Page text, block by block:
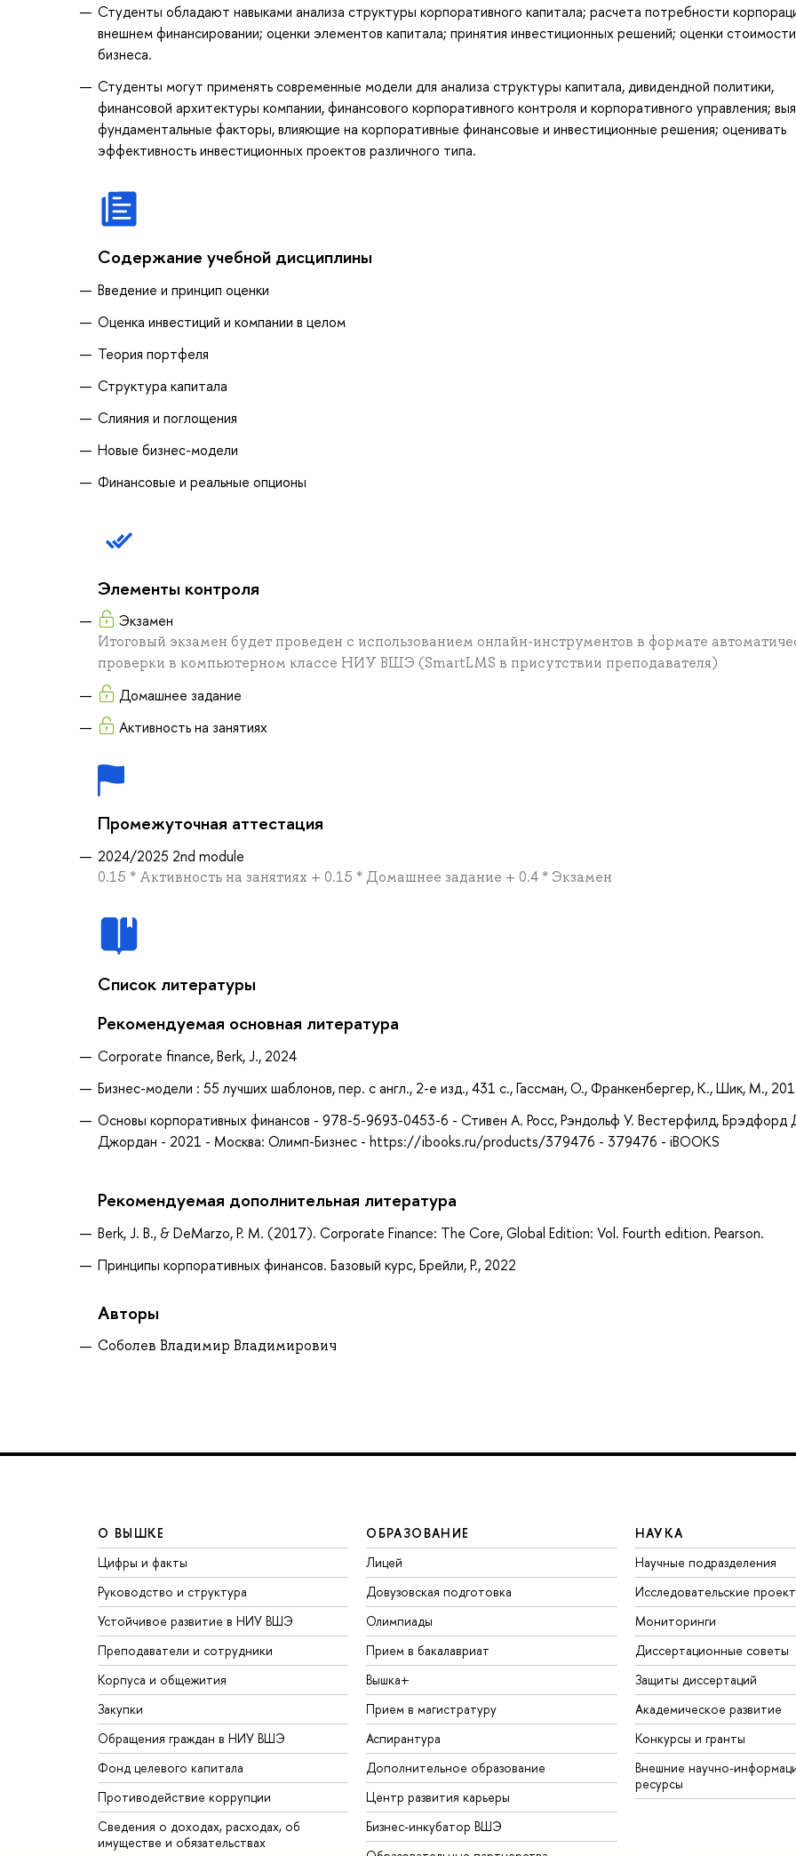
Студенты обладают навыками анализа структуры корпоративного капитала; расчета потребности
внешнем финансировании; оценки элементов капитала; принятия инвестиционных решений; оценки стоимости
бизнеса.
Студенты могут применять современные модели для анализа структуры капитала, дивидендной политики,
финансовой архитектуры компании, финансового корпоративного контроля и корпоративного управления;
фундаментальные факторы, влияющие на корпоративные финансовые и инвестиционные решения; оценивать
эффективность инвестиционных проектов различного типа.
Содержание учебной дисциплины
Введение и принцип оценки
Оценка инвестиций и компании в целом
Теория портфеля
Структура капитала
Слияния и поглощения
Новые бизнес-модели
Финансовые и реальные опционы
Элементы контроля
Экзамен
Итоговый экзамен будет проведен с использованием онлайн-инструментов в формате
проверки в компьютерном классе НИУ ВШЭ (SmartLMS в присутствии преподавателя)
Домашнее задание
Активность на занятиях
Промежуточная аттестация
2024/2025 2nd module
0.15 * Активность на занятиях + 0.15 * Домашнее задание + 0.4 * Экзамен
Список литературы
Рекомендуемая основная литература
Corporate finance, Berk, J., 2024
Бизнес-модели : 55 лучших шаблонов, пер. с англ., 2-е изд., 431 с., Гассман, О., Франкенбергер, К., Шик, М.,
Основы корпоративных финансов - 978-5-9693-0453-6 - Стивен А. Росс, Рэндольф У. Вестерфилд, Брэдфорд
Джордан - 2021 - Москва: Олимп-Бизнес - https://ibooks.ru/products/379476 - 379476 - iBOOKS
Рекомендуемая дополнительная литература
Berk, J. B., & DeMarzo, P. M. (2017). Corporate Finance: The Core, Global Edition: Vol. Fourth edition. Pearson.
Принципы корпоративных финансов. Базовый курс, Брейли, Р., 2022
Авторы
Соболев Владимир Владимирович
О ВЫШКЕ
Цифры и факты
Руководство и структура
Устойчивое развитие в НИУ ВШЭ
Преподаватели и сотрудники
Корпуса и общежития
Закупки
Обращения граждан в НИУ ВШЭ
Фонд целевого капитала
Противодействие коррупции
Сведения о доходах, расходах, об
имуществе и обязательствах
ОБРАЗОВАНИЕ
Лицей
Довузовская подготовка
Олимпиады
Прием в бакалавриат
Вышка+
Прием в магистратуру
Аспирантура
Дополнительное образование
Центр развития карьеры
Бизнес-инкубатор ВШЭ
НАУКА
Научные подразделения
Исследовательские
Мониторинги
Диссертационные советы
Защиты диссертаций
Академическое развитие
Конкурсы и гранты
Внешние научно-
ресурсы